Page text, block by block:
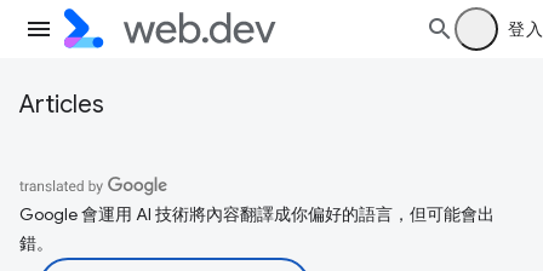
登入
Articles
Google 會運用 AI 技術將內容翻譯成你偏好的語言，但可能會出
錯。